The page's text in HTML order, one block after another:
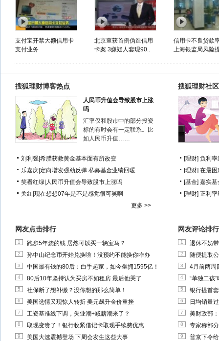
支付宝开禁大额信用卡
支付业务
北京查获首例伪造信用
卡案 3嫌疑人套现90..
信用卡不良贷款
上海银监局风险
搜狐理财博客热点
人民币升值会导致股市上涨
吗
汇率仅和股市中的部分投资
标的有时会有一定联系。比
如人民币升值……
刘利强 希腊获救黄金基本面有所改变
乐嘉庆 定向增发强劲反弹 私募基金业绩回暖
笑看红绿 人民币升值会导致股市上涨吗
关红 现在想想07年是不是感觉很可笑啊
更多 >>
搜狐理财社
[理财] 负利率
[理财] 在最困
[基金] 嘉实基
[理财] 正利率
网友点击排行
1 跑步5年烧的钱 居然可以买一辆宝马？
2 孙中山纪念币开始兑换啦！没预约不能换你咋办
3 中国最有钱的80后：白手起家，如今坐拥1595亿！
4 80后10年坚持认为买房不如租房 最后他哭了
5 社保断了想补缴？没你想的那么简单！
6 美国选情又现惊人转折 美元飙升金价重挫
7 工资基准线下调，失业潮+减薪潮来了？
8 取现变贵了！银行收紧借记卡取现手续费优惠
9 美国大选震撼登场 下周会发生这些大事
网友评论排行
1 退休不妨
2 随便提取
3 4月前两周
4 “单独二孩
5 银行提首
6 日均销量
7 美财政部
8 专家称部
9 普京下令